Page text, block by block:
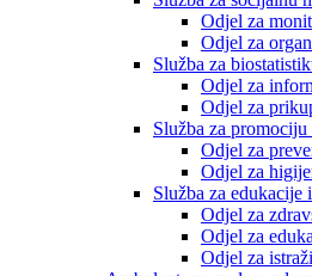
Odjel za
Odjel za
Služba za
Odjel za
Odjel za
Služba za promociju
Odjel za
Odjel za
Služba za edukacije
Odjel za
Odjel za
Odjel za